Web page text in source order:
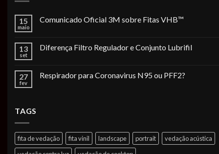
15
maio
Comunicado Oficial 3M sobre Fitas VHB™
13
set
Diferença Filtro Regulador e Conjunto Lubrifil
27
fev
Respirador para Coronavirus N95 ou PFF2?
TAGS
fita de vedação fita vinil landscape portrait
vedação acústica